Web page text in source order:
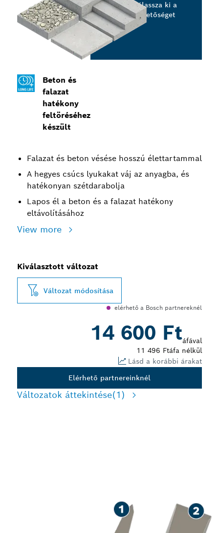
Beton és
falazat
hatékony
feltöréséhez
készült
Falazat és beton vésése hosszú élettartammal
A hegyes csúcs lyukakat váj az anyagba, és
hatékonyan szétdarabolja
Lapos él a beton és a falazat hatékony
eltávolításához
View more
Válassza ki a
lehetőséget
Kiválasztott változat
Változat módosítása
elérhető a Bosch partnereknél
14 600 Ftáfával
11 496 Ftáfa nélkül
Lásd a korábbi árakat
Elérhető partnereinknél
Változatok áttekintése(1)